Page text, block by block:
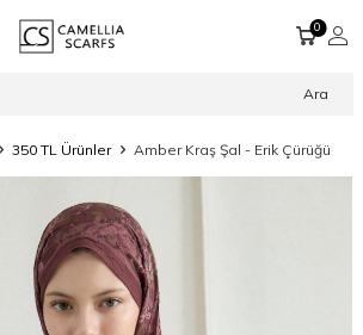
Ara
0
350 TL Ürünler Amber Kraş Şal - Erik Çürüğü